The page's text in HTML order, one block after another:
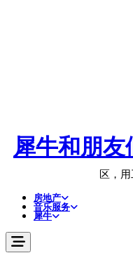
犀牛和朋友
区，
房地产
音乐服务
犀牛